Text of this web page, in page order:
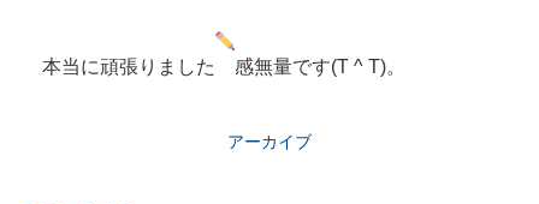
本当に頑張りました 感無量です(T ^ T)。
アーカイブ